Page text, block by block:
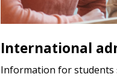
International
Information for students